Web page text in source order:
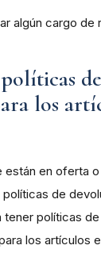
algún cargo de
de
los
están en oferta
de
políticas
los artículos